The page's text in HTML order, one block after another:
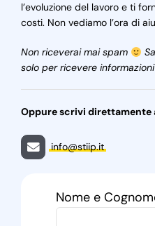
l’evoluzione del lavoro e ti
costi. Non vediamo l’ora di
Non riceverai mai spam
solo per ricevere
Oppure scrivi direttamente
info@stiip.it
Nome e